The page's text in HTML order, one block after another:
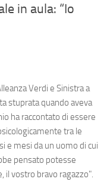
in aula: “Io
Verdi e Sinistra a
stuprata quando aveva
ha raccontato di essere
tra le
e mesi da un uomo di cui
pensato potesse
il vostro bravo ragazzo".